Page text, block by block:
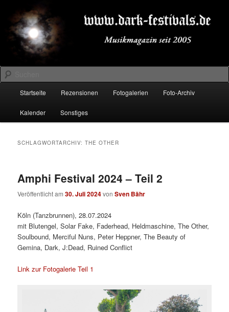
primären
Inhalt
springen
sekundären
Inhalt
springenDARK-FESTIVALS.DE
Suchen
Startseite Rezensionen Fotogalerien Foto-Archiv
Kalender Sonstiges
SCHLAGWORTARCHIV:THE OTHER
Amphi Festival 2024 – Teil 2
Veröffentlicht am30. Juli 2024vonSven Bähr
Köln (Tanzbrunnen), 28.07.2024
mit Blutengel, Solar Fake, Faderhead, Heldmaschine, The Other,
Soulbound, Merciful Nuns, Peter Heppner, The Beauty of
Gemina, Dark, J:Dead, Ruined Conflict
Link zur Fotogalerie Teil 1